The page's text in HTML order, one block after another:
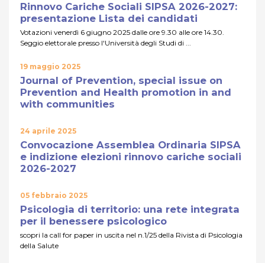
Rinnovo Cariche Sociali SIPSA 2026-2027:
presentazione Lista dei candidati
Votazioni venerdì 6 giugno 2025 dalle ore 9.30 alle ore 14.30.
Seggio elettorale presso l'Università degli Studi di ...
19 maggio 2025
Journal of Prevention, special issue on
Prevention and Health promotion in and
with communities
24 aprile 2025
Convocazione Assemblea Ordinaria SIPSA
e indizione elezioni rinnovo cariche sociali
2026-2027
05 febbraio 2025
Psicologia di territorio: una rete integrata
per il benessere psicologico
scopri la call for paper in uscita nel n.1/25 della Rivista di Psicologia
della Salute